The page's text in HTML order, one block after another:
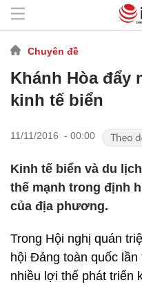
Chuyên đề
Khánh Hòa đẩy
kinh tế biển
11/11/2016 - 00:00
Kinh tế biển và du
thế mạnh trong định
của địa phương.
Trong Hội nghị quán
hội Đảng toàn quốc
nhiều lợi thế phát triển